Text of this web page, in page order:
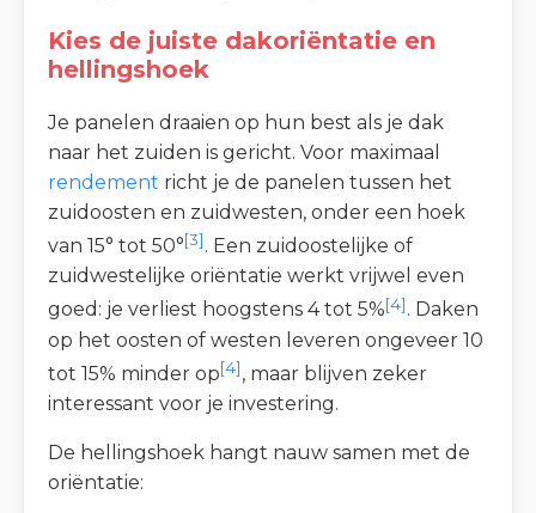
Kies de juiste dakoriëntatie en
hellingshoek
Je panelen draaien op hun best als je dak
naar het zuiden is gericht. Voor maximaal
rendement richt je de panelen tussen het
zuidoosten en zuidwesten, onder een hoek
van 15° tot 50°[3]. Een zuidoostelijke of
zuidwestelijke oriëntatie werkt vrijwel even
goed: je verliest hoogstens 4 tot 5%[4]. Daken
op het oosten of westen leveren ongeveer 10
tot 15% minder op[4], maar blijven zeker
interessant voor je investering.
De hellingshoek hangt nauw samen met de
oriëntatie: